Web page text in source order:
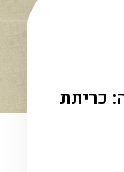
כריתת